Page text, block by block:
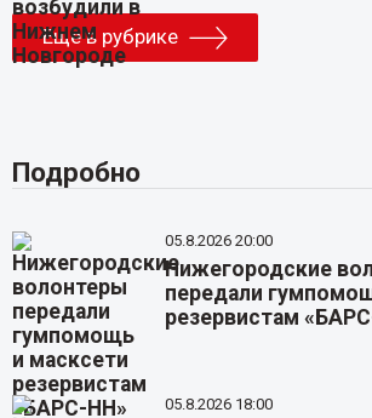
Еще в рубрике
Подробно
05.8.2026 20:00
Нижегородские
передали
резервистам
05.8.2026 18:00